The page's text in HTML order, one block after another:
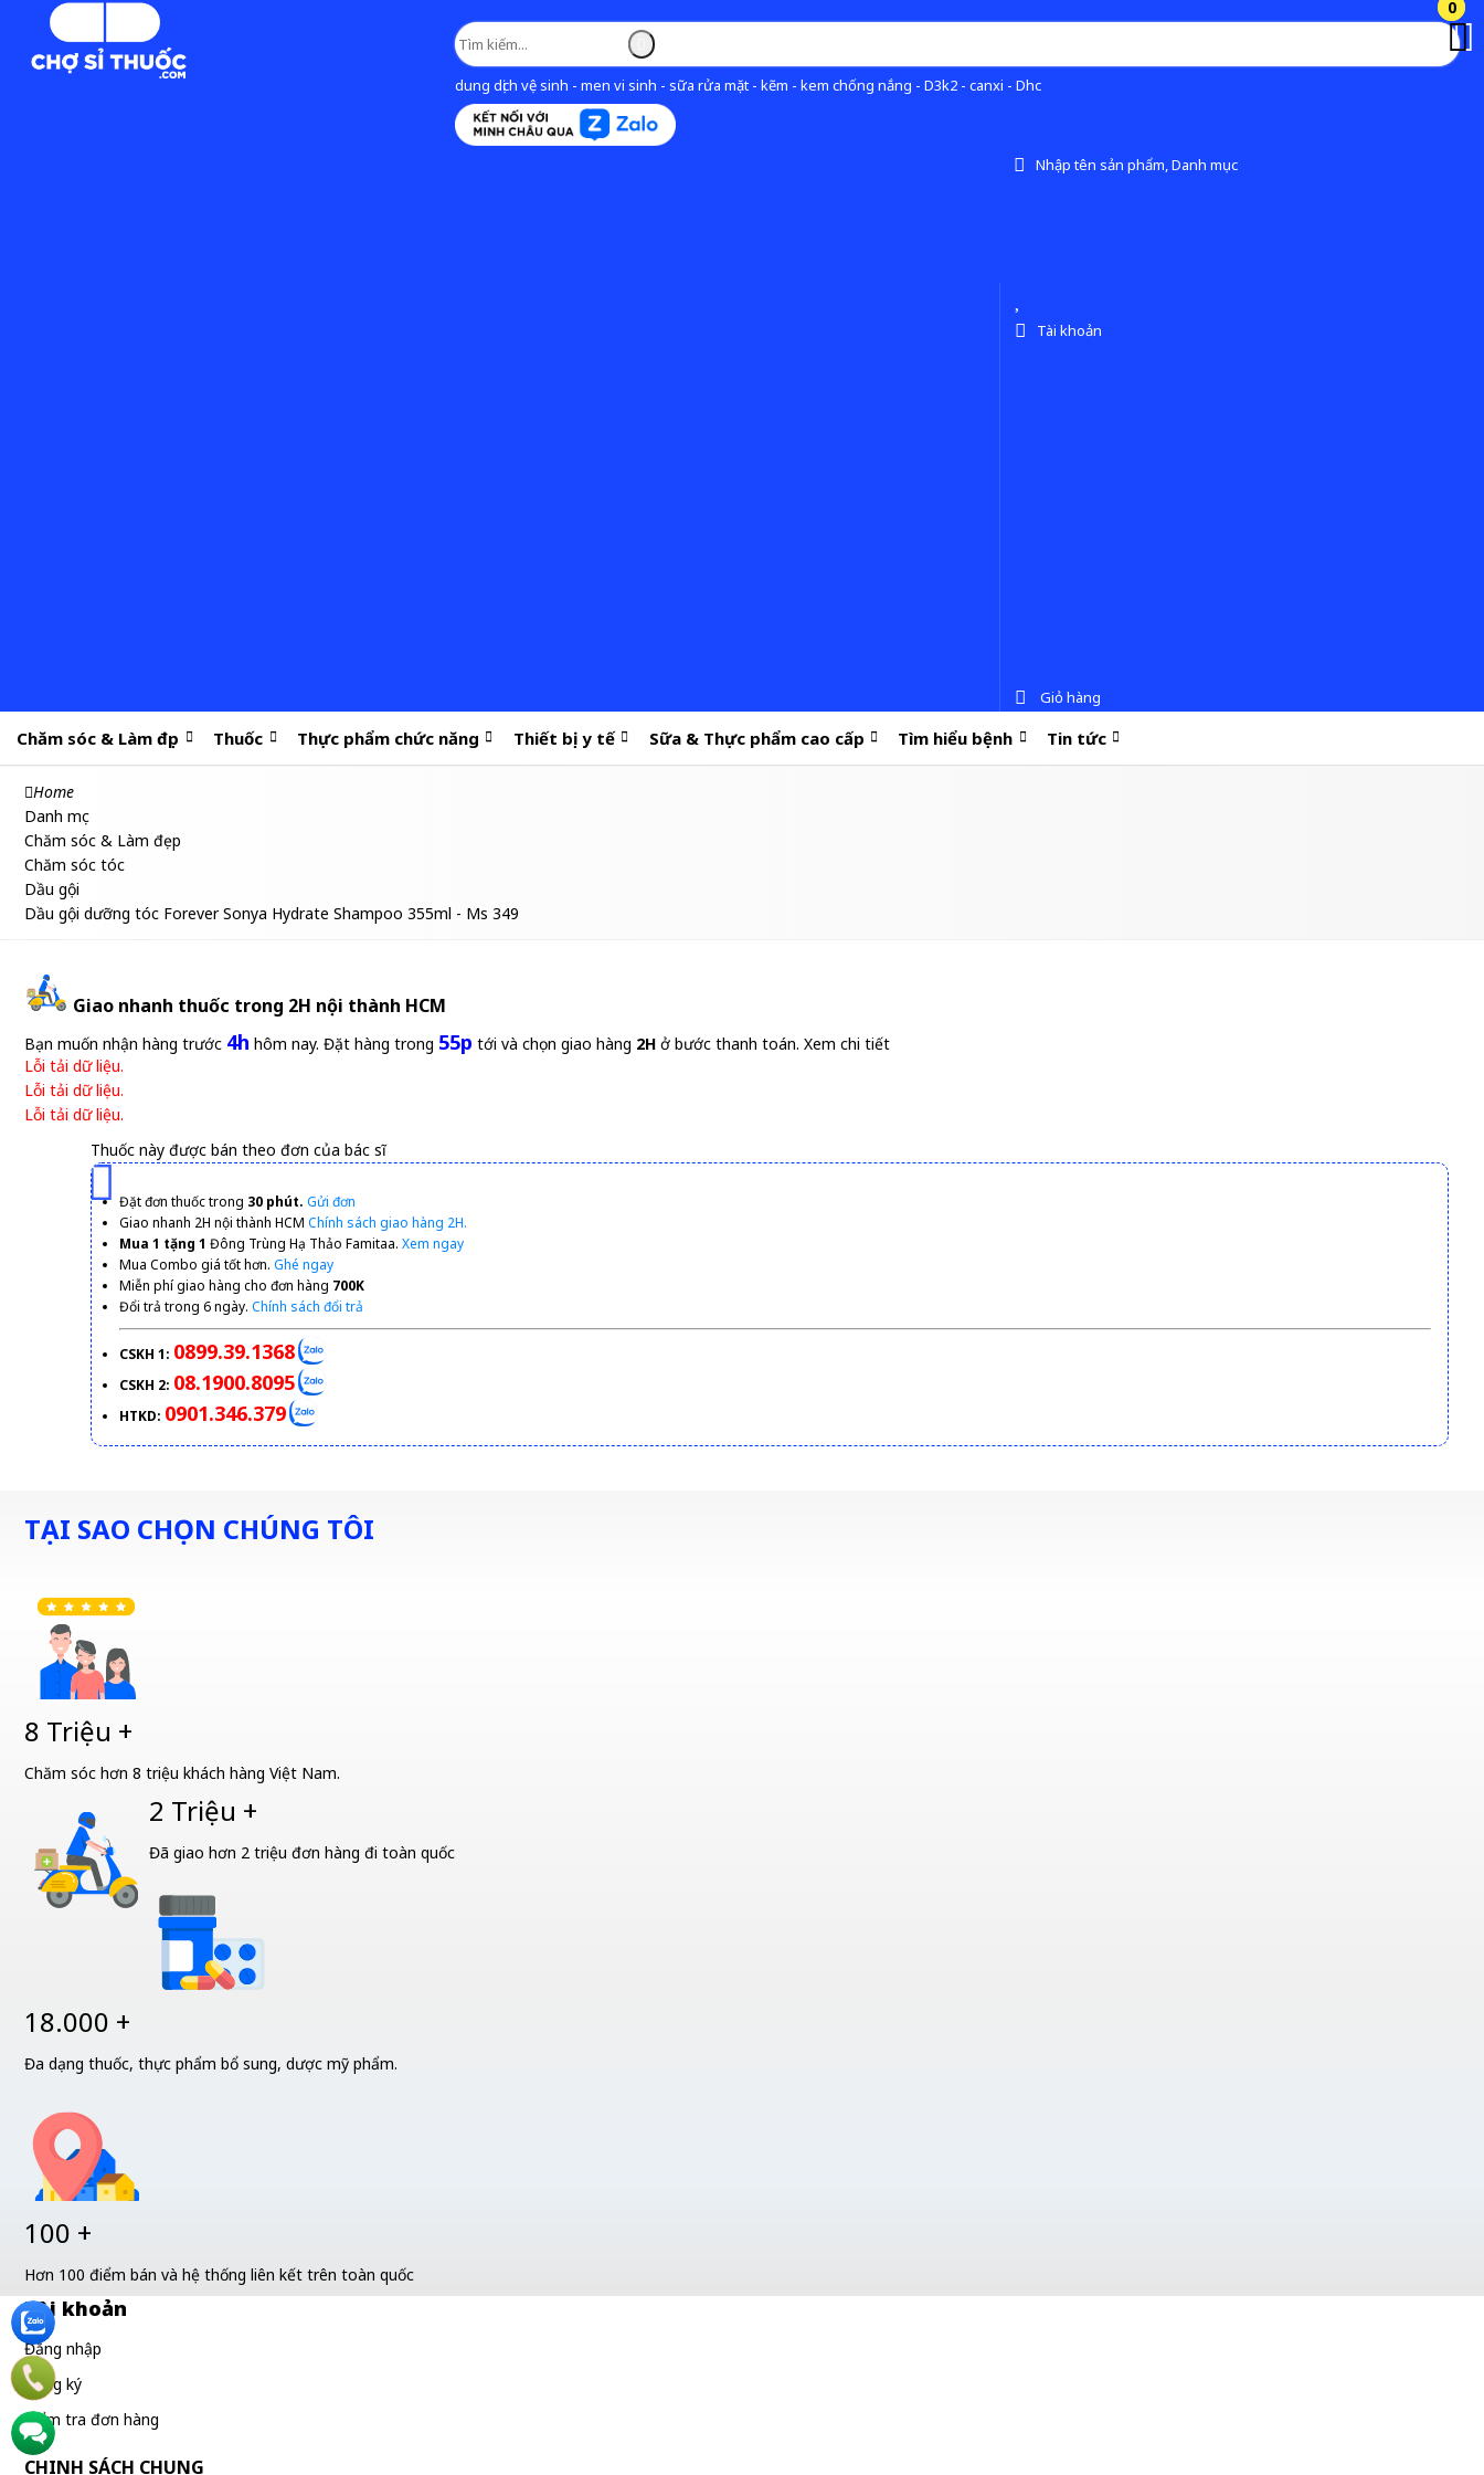
dung dịch vệ sinh - men vi sinh - sữa rửa mặt - kẽm - kem chống nắng - D3k2 - canxi - Dhc
Nhập tên sản phẩm, Danh mục
0
Tài khoản
0
Giỏ hàng
Chăm sóc & Làm đẹp Thuốc Thực phẩm chức năng Thiết bị y tế Sữa & Thực phẩm cao cấp Tìm hiểu bệnh Tin tức
Home
Danh mục
Chăm sóc & Làm đẹp
Chăm sóc tóc
Dầu gội
Dầu gội dưỡng tóc Forever Sonya Hydrate Shampoo 355ml - Ms 349
Giao nhanh thuốc trong 2H nội thành HCM
Bạn muốn nhận hàng trước 4h hôm nay. Đặt hàng trong 55p tới và chọn giao hàng 2H ở bước thanh toán. Xem chi tiết
Lỗi tải dữ liệu.
Lỗi tải dữ liệu.
Lỗi tải dữ liệu.
Thuốc này được bán theo đơn của bác sĩ
Đặt đơn thuốc trong 30 phút. Gửi đơn
Giao nhanh 2H nội thành HCM Chính sách giao hàng 2H.
Mua 1 tặng 1 Đông Trùng Hạ Thảo Famitaa. Xem ngay
Mua Combo giá tốt hơn. Ghé ngay
Miễn phí giao hàng cho đơn hàng 700K
Đổi trả trong 6 ngày. Chính sách đổi trả
CSKH 1: 0899.39.1368
CSKH 2: 08.1900.8095
HTKD: 0901.346.379
TẠI SAO CHỌN CHÚNG TÔI
8 Triệu +
Chăm sóc hơn 8 triệu khách hàng Việt Nam.
2 Triệu +
Đã giao hơn 2 triệu đơn hàng đi toàn quốc
18.000 +
Đa dạng thuốc, thực phẩm bổ sung, dược mỹ phẩm.
100 +
Hơn 100 điểm bán và hệ thống liên kết trên toàn quốc
Tài khoản
Đăng nhập
Đăng ký
Kiểm tra đơn hàng
CHINH SÁCH CHUNG